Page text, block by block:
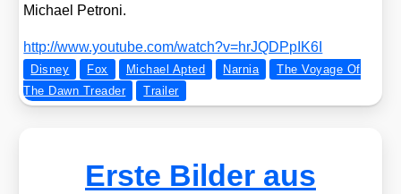
Micha­el Petro­ni.
http://​www​.you​tube​.com/​w​a​t​c​h​?​v​=​h​r​J​Q​D​P​p​I​K6I
Disney Fox Michael Apted Narnia
The Voyage Of
The Dawn Treader
Trailer
Erste Bilder aus